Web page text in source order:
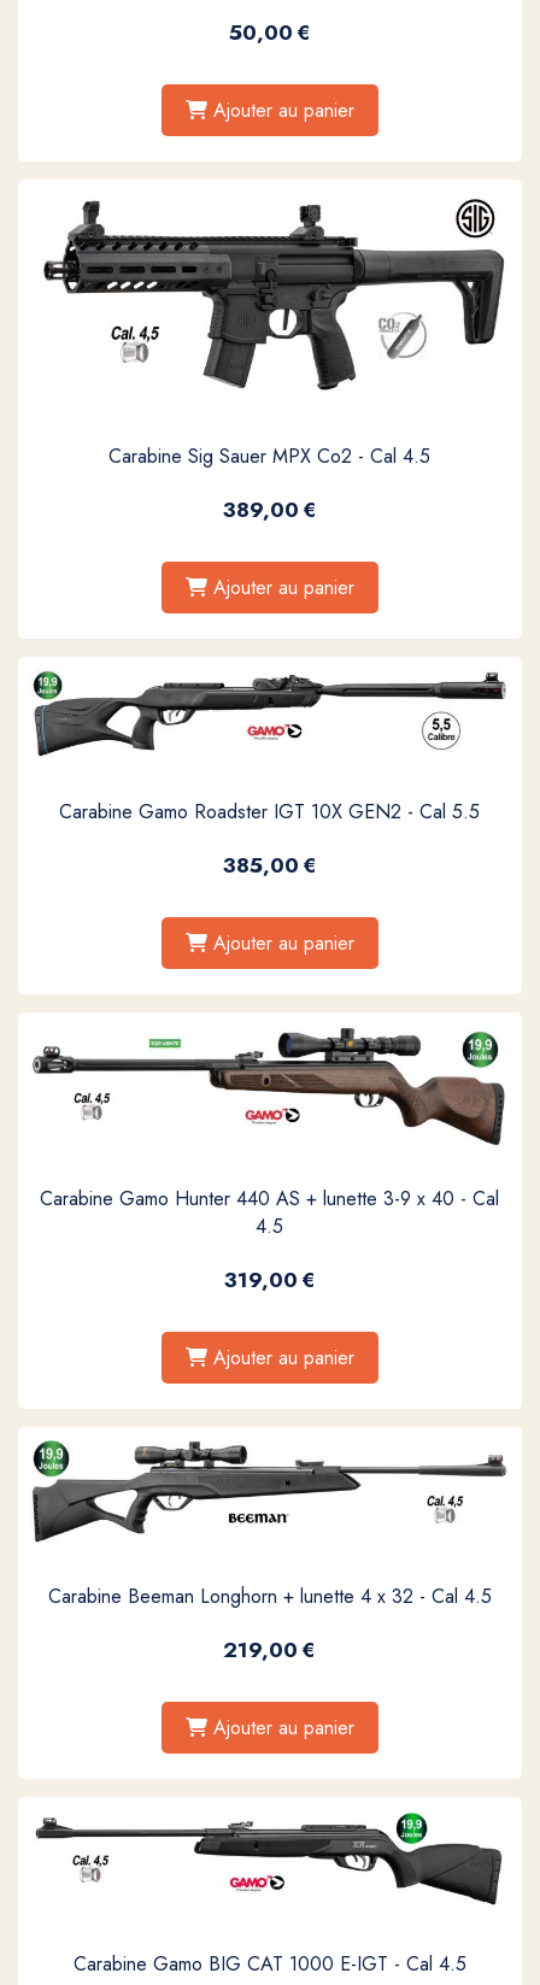
50,00€
Ajouter au panier
Carabine Sig Sauer MPX Co2 - Cal 4.5
389,00€
Ajouter au panier
Carabine Gamo Roadster IGT 10X GEN2 - Cal 5.5
385,00€
Ajouter au panier
Carabine Gamo Hunter 440 AS + lunette 3-9 x 40 - Cal
4.5
319,00€
Ajouter au panier
Carabine Beeman Longhorn + lunette 4 x 32 - Cal 4.5
219,00€
Ajouter au panier
Carabine Gamo BIG CAT 1000 E-IGT - Cal 4.5